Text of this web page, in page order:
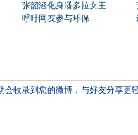
张韶涵化身潘多拉女王
呼吁网友参与环保